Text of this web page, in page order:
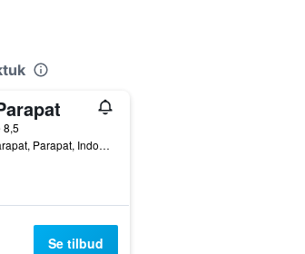
8,5
Jl. Pembangunan No.1 Parapat, Parapat, Indonesien
Se tilbud